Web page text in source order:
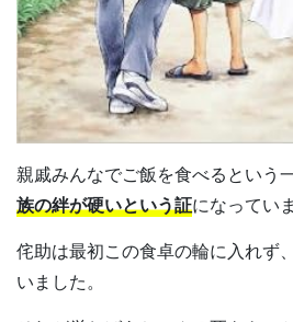
親戚みんなでご飯を食べるという
族の絆が硬いという証になってい
侘助は最初この食卓の輪に入れず
いました。